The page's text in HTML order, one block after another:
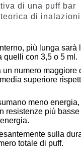
di una puff bar
di
più lunga sarà
quelli con 3,5 o 5 ml.
numero maggiore
superiore
meno energia,
resistenze più basse
sulla
totale di puff.